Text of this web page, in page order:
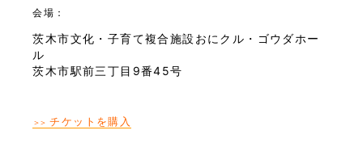
会場：
茨木市文化・子育て複合施設おにクル・ゴウダホー
ル
茨木市駅前三丁目9番45号
＞＞ チケットを購入